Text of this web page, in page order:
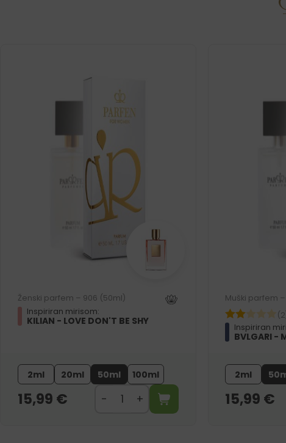
Ženski parfem – 906 (50ml)
Inspiriran mirisom:
KILIAN - LOVE DON'T BE SHY
2ml 20ml 50ml 100ml
15,99 €
Muški parfem
Inspiriran
BVLGARI -
2ml
15,99 €